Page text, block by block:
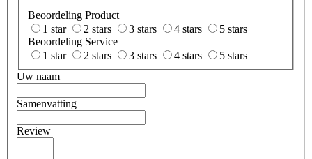
Beoordeling Product
1 star
2 stars 3 stars 4 stars
5 stars
Beoordeling Service
1 star
2 stars 3 stars 4 stars
5 stars
Uw naam
Samenvatting
Review